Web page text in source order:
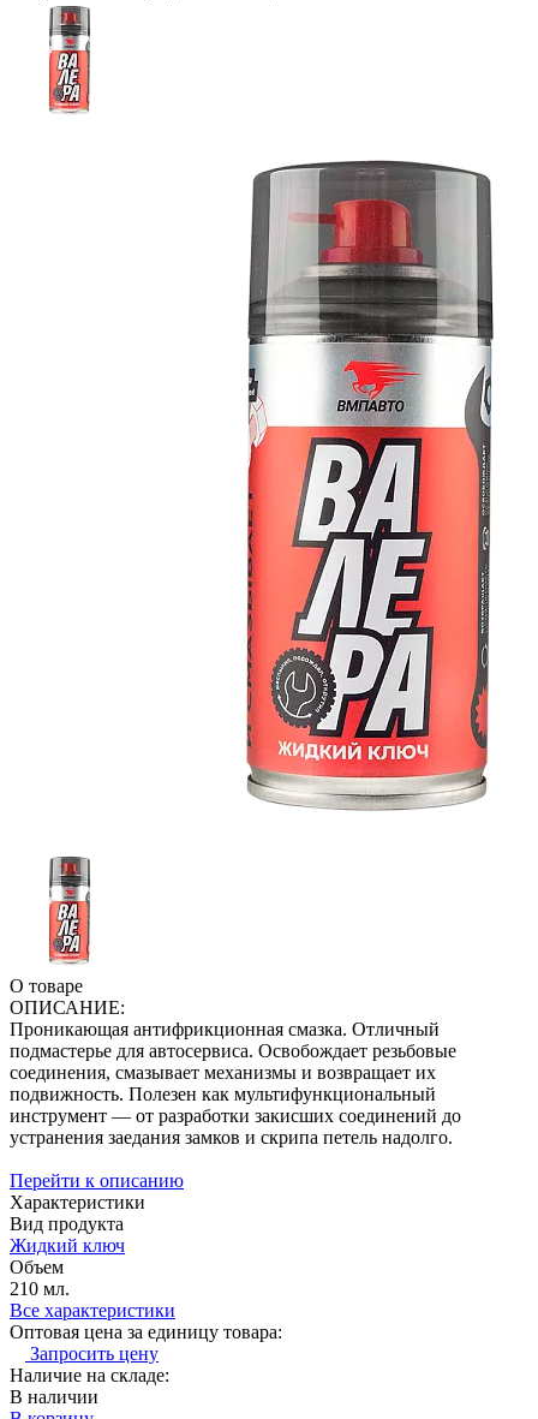
О товаре
ОПИСАНИЕ:
Проникающая антифрикционная смазка. Отличный
подмастерье для автосервиса. Освобождает резьбовые
соединения, смазывает механизмы и возвращает их
подвижность. Полезен как мультифункциональный
инструмент — от разработки закисших соединений до
устранения заедания замков и скрипа петель надолго.
Перейти к описанию
Характеристики
Вид продукта
Жидкий ключ
Объем
210 мл.
Все характеристики
Оптовая цена за единицу товара:
Запросить цену
Наличие на складе:
В наличии